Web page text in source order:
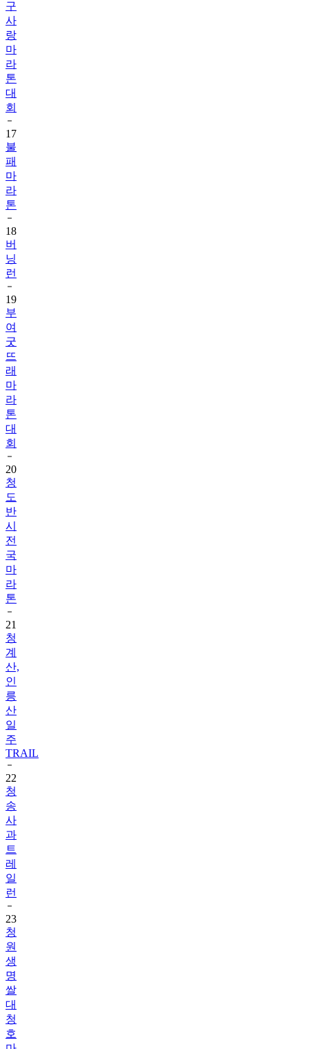
구
사
랑
마
라
톤
대
회
17
불
패
마
라
톤
18
버
닝
런
19
부
여
굿
뜨
래
마
라
톤
대
회
20
청
도
반
시
전
국
마
라
톤
21
청
계
산,
인
릉
산
일
주
TRAIL
22
청
송
사
과
트
레
일
런
23
청
원
생
명
쌀
대
청
호